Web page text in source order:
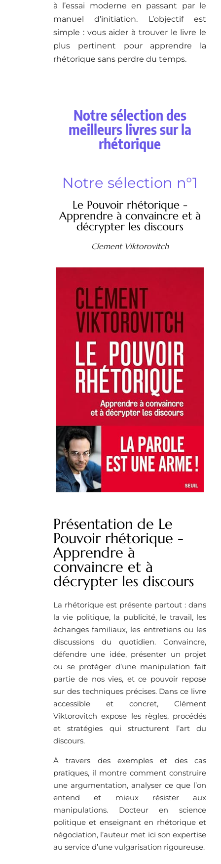
à l’essai moderne en passant par le
manuel d’initiation. L’objectif est
simple : vous aider à trouver le livre le
plus pertinent pour apprendre la
rhétorique sans perdre du temps.
Notre sélection des
meilleurs livres sur la
rhétorique
Notre sélection n°1
Le Pouvoir rhétorique -
Apprendre à convaincre et à
décrypter les discours
Clement Viktorovitch
Présentation de Le
Pouvoir rhétorique -
Apprendre à
convaincre et à
décrypter les discours
La rhétorique est présente partout : dans
la vie politique, la publicité, le travail, les
échanges familiaux, les entretiens ou les
discussions du quotidien. Convaincre,
défendre une idée, présenter un projet
ou se protéger d’une manipulation fait
partie de nos vies, et ce pouvoir repose
sur des techniques précises. Dans ce livre
accessible et concret, Clément
Viktorovitch expose les règles, procédés
et stratégies qui structurent l’art du
discours.
À travers des exemples et des cas
pratiques, il montre comment construire
une argumentation, analyser ce que l’on
entend et mieux résister aux
manipulations. Docteur en science
politique et enseignant en rhétorique et
négociation, l’auteur met ici son expertise
au service d’une vulgarisation rigoureuse.